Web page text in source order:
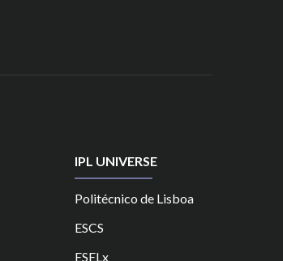
IPL UNIVERSE
Politécnico de Lisboa
ESCS
ESELx